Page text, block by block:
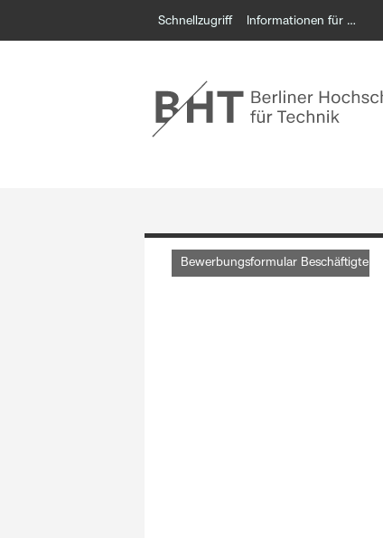
Schnellzugriff Informationen für …
Bewerbungsformular Beschäftigte